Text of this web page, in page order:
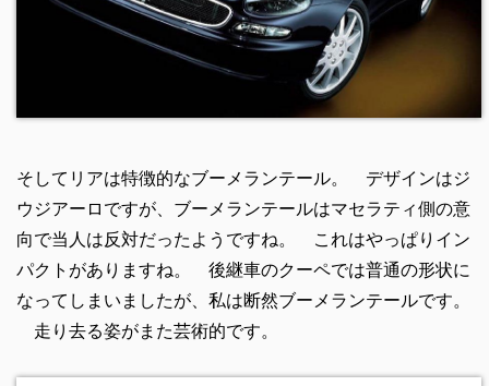
そしてリアは特徴的なブーメランテール。 デザインはジ
ウジアーロですが、ブーメランテールはマセラティ側の意
向で当人は反対だったようですね。 これはやっぱりイン
パクトがありますね。 後継車のクーペでは普通の形状に
なってしまいましたが、私は断然ブーメランテールです。
走り去る姿がまた芸術的です。